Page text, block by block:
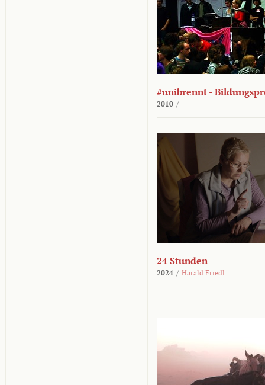
#unibrennt -
2010 /
24 Stunden
2024 / Harald Friedl